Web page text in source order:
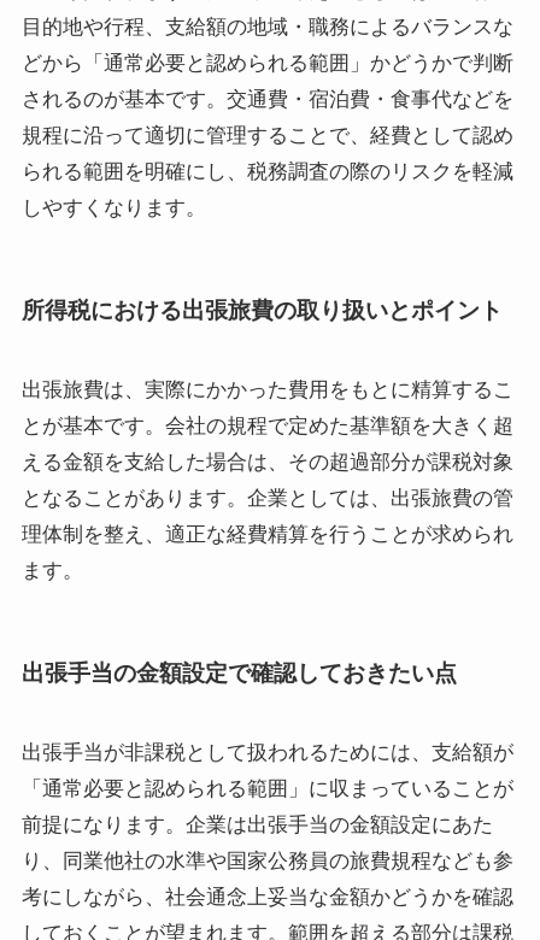
目的地や行程、支給額の地域・職務によるバランスな
どから「通常必要と認められる範囲」かどうかで判断
されるのが基本です。交通費・宿泊費・食事代などを
規程に沿って適切に管理することで、経費として認め
られる範囲を明確にし、税務調査の際のリスクを軽減
しやすくなります。
所得税における出張旅費の取り扱いとポイント
出張旅費は、実際にかかった費用をもとに精算するこ
とが基本です。会社の規程で定めた基準額を大きく超
える金額を支給した場合は、その超過部分が課税対象
となることがあります。企業としては、出張旅費の管
理体制を整え、適正な経費精算を行うことが求められ
ます。
出張手当の金額設定で確認しておきたい点
出張手当が非課税として扱われるためには、支給額が
「通常必要と認められる範囲」に収まっていることが
前提になります。企業は出張手当の金額設定にあた
り、同業他社の水準や国家公務員の旅費規程なども参
考にしながら、社会通念上妥当な金額かどうかを確認
しておくことが望まれます。範囲を超える部分は課税